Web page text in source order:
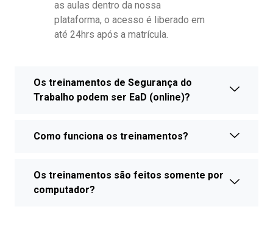
as aulas dentro da nossa
plataforma, o acesso é liberado em
até 24hrs após a matrícula.
Os treinamentos de Segurança do
Trabalho podem ser EaD (online)?
Como funciona os treinamentos?
Os treinamentos são feitos somente por
computador?